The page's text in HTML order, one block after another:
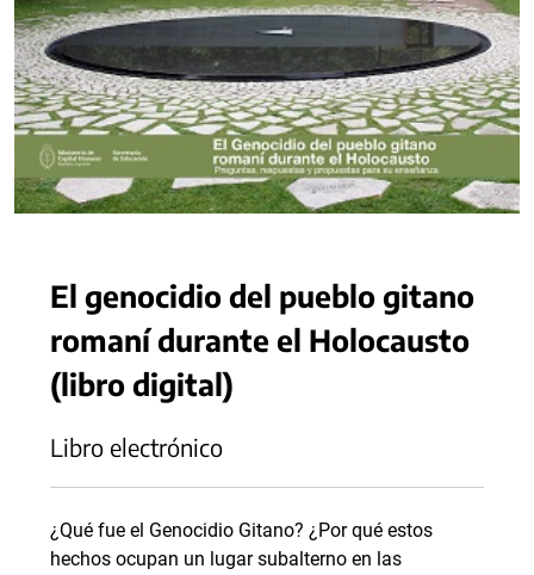
El genocidio del pueblo gitano
romaní durante el Holocausto
(libro digital)
Libro electrónico
¿Qué fue el Genocidio Gitano? ¿Por qué estos
hechos ocupan un lugar subalterno en las